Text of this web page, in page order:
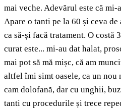
mai veche. Adevărul este că
Apare o tanti pe la 60 și ceva
ca să-și facă tratament. O costă
curat este... mi-au dat halat,
mai pot să mă mișc, că am
altfel îmi simt oasele, ca un nou
cam dolofană, dar cu unghii,
tanti cu procedurile și trece